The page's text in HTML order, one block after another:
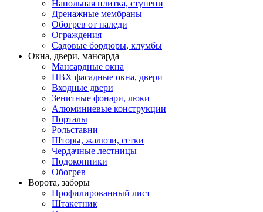
Напольная плитка, ступени
Дренажные мембраны
Обогрев от наледи
Ограждения
Садовые бордюры, клумбы
Окна, двери, мансарда
Мансардные окна
ПВХ фасадные окна, двери
Входные двери
Зенитные фонари, люки
Алюминиевые конструкции
Порталы
Рольставни
Шторы, жалюзи, сетки
Чердачные лестницы
Подоконники
Обогрев
Ворота, заборы
Профилированный лист
Штакетник